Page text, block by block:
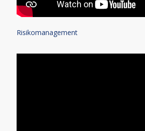
Risikomanagement